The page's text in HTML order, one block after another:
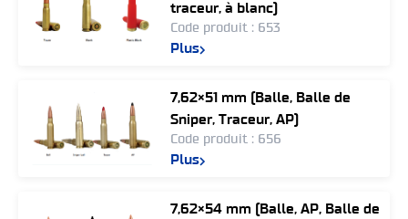
traceur, à blanc)
Code produit : 653
Plus
7,62×51 mm (Balle, Balle de
Sniper, Traceur, AP)
Code produit : 656
Plus
7,62×54 mm (Balle, AP, Balle de